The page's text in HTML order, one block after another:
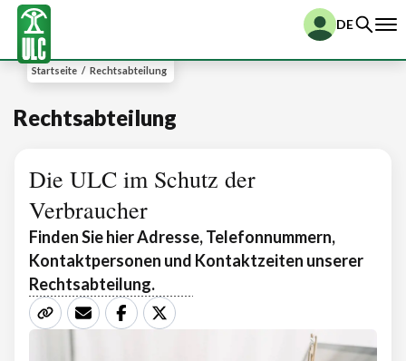
DE
Startseite / Rechtsabteilung
Rechtsabteilung
Die ULC im Schutz der
Verbraucher
Finden Sie hier Adresse, Telefonnummern,
Kontaktpersonen und Kontaktzeiten unserer
Rechtsabteilung.